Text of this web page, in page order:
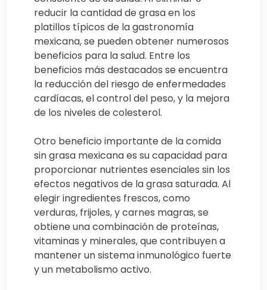
reducir la cantidad de grasa en los
platillos típicos de la gastronomía
mexicana, se pueden obtener numerosos
beneficios para la salud. Entre los
beneficios más destacados se encuentra
la reducción del riesgo de enfermedades
cardíacas, el control del peso, y la mejora
de los niveles de colesterol.
Otro beneficio importante de la comida
sin grasa mexicana es su capacidad para
proporcionar nutrientes esenciales sin los
efectos negativos de la grasa saturada. Al
elegir ingredientes frescos, como
verduras, frijoles, y carnes magras, se
obtiene una combinación de proteínas,
vitaminas y minerales, que contribuyen a
mantener un sistema inmunológico fuerte
y un metabolismo activo.